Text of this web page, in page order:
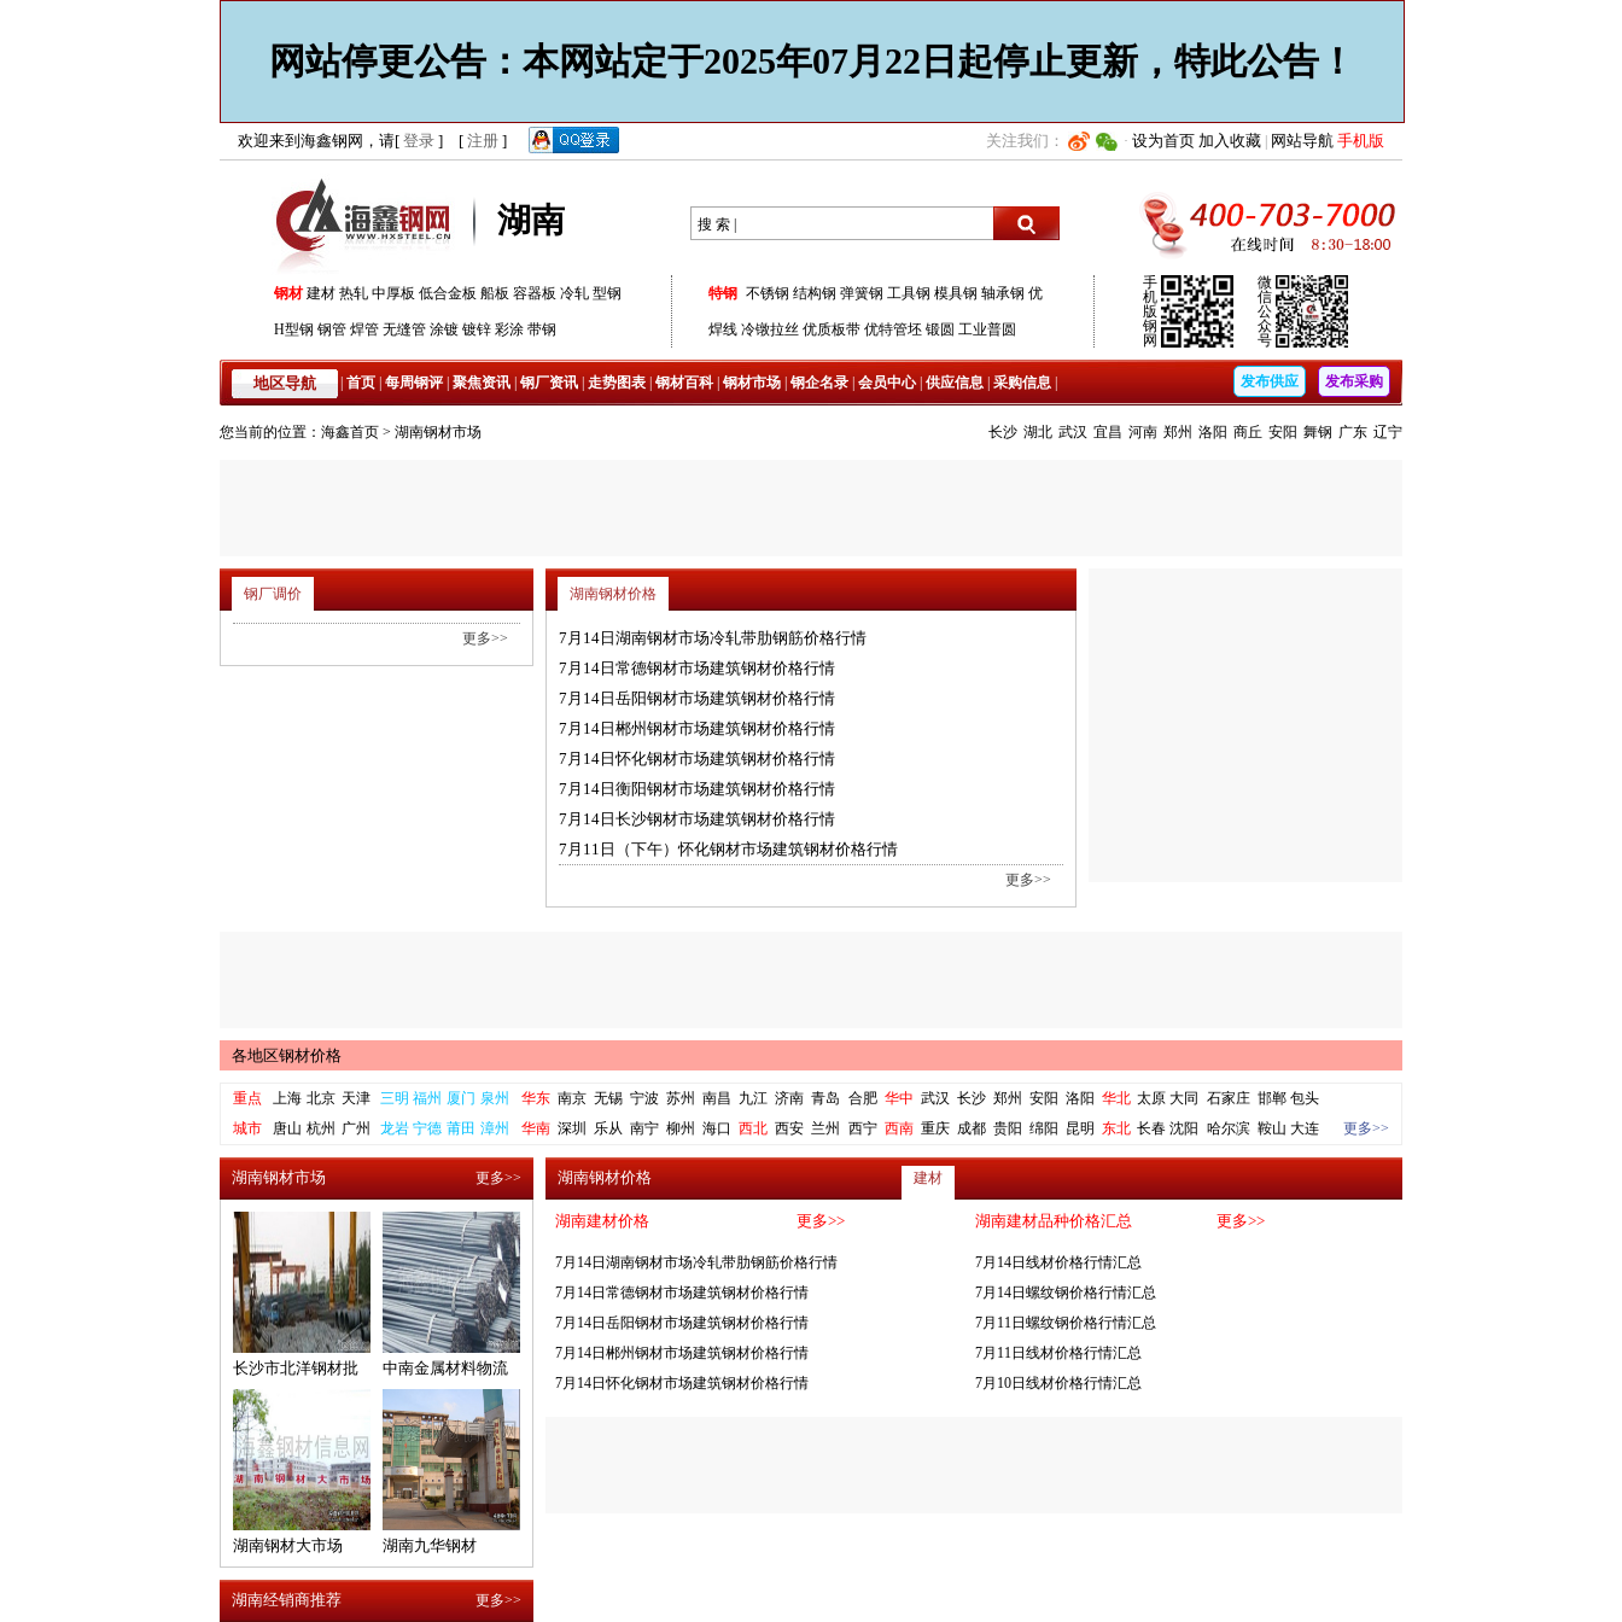
网站停更公告：本网站定于2025年07月22日起停止更新，特此公告！
欢迎来到海鑫钢网，请[ 登录 ] [ 注册 ] 关注我们： · 设为首页 加入收藏 网站导航 手机版
湖南 搜 索 |
钢材 建材 热轧 中厚板 低合金板 船板 容器板 冷轧 型钢
H型钢 钢管 焊管 无缝管 涂镀 镀锌 彩涂 带钢
特钢 不锈钢 结构钢 弹簧钢 工具钢 模具钢 轴承钢 优
焊线 冷镦拉丝 优质板带 优特管坯 锻圆 工业普圆
手
机
版
钢
网
微
信
公
众
号
地区导航 首页 每周钢评 聚焦资讯 钢厂资讯 走势图表 钢材百科| 钢材市场 钢企名录 会员中心| 供应信息 采购信息 发布供应 发布采购
长沙 湖北 武汉 宜昌 河南 郑州 洛阳 商丘 安阳 舞钢 广东 辽宁
您当前的位置： 海鑫首页 > 湖南钢材市场
湖南钢材价格
7月14日湖南钢材市场冷轧带肋钢筋价格行情
7月14日常德钢材市场建筑钢材价格行情
7月14日岳阳钢材市场建筑钢材价格行情
7月14日郴州钢材市场建筑钢材价格行情
7月14日怀化钢材市场建筑钢材价格行情
7月14日衡阳钢材市场建筑钢材价格行情
7月14日长沙钢材市场建筑钢材价格行情
7月11日（下午）怀化钢材市场建筑钢材价格行情
更多>>
钢厂调价
更多>>
各地区钢材价格
重点
城市
上海 北京 天津
唐山 杭州 广州
三明 福州 厦门 泉州
龙岩 宁德 莆田 漳州
华东 南京 无锡 宁波 苏州 南昌 九江 济南 青岛 合肥 华中 武汉 长沙 郑州 安阳 洛阳 华北 太原 大同 石家庄 邯郸 包头
华南 深圳 乐从 南宁 柳州 海口 西北 西安 兰州 西宁 西南 重庆 成都 贵阳 绵阳 昆明 东北 长春 沈阳 哈尔滨 鞍山 大连 更多>>
湖南钢材价格 建材
湖南建材价格 更多>>
7月14日湖南钢材市场冷轧带肋钢筋价格行情
7月14日常德钢材市场建筑钢材价格行情
7月14日岳阳钢材市场建筑钢材价格行情
7月14日郴州钢材市场建筑钢材价格行情
7月14日怀化钢材市场建筑钢材价格行情
湖南建材品种价格汇总 更多>>
7月14日线材价格行情汇总
7月14日螺纹钢价格行情汇总
7月11日螺纹钢价格行情汇总
7月11日线材价格行情汇总
7月10日线材价格行情汇总
湖南钢材市场 更多>>
长沙市北洋钢材批
发交易市场
中南金属材料物流
湖南钢材大市场 湖南九华钢材
湖南经销商推荐 更多>>